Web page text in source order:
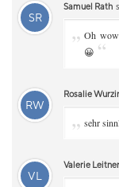
SR
Samuel Rath
„ Oh
😀 “
RW
Rosalie
„ sehr
VL
Valerie Leitner